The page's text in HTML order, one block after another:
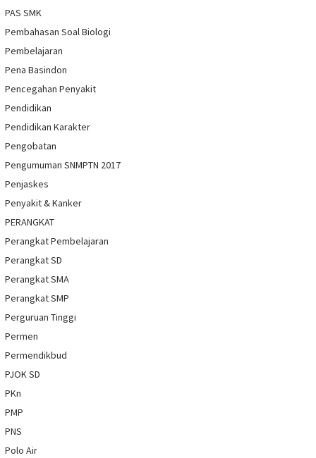
PAS SMK
Pembahasan Soal Biologi
Pembelajaran
Pena Basindon
Pencegahan Penyakit
Pendidikan
Pendidikan Karakter
Pengobatan
Pengumuman SNMPTN 2017
Penjaskes
Penyakit & Kanker
PERANGKAT
Perangkat Pembelajaran
Perangkat SD
Perangkat SMA
Perangkat SMP
Perguruan Tinggi
Permen
Permendikbud
PJOK SD
PKn
PMP
PNS
Polo Air